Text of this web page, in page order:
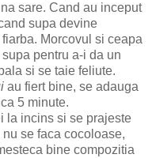
sare. Cand au inceput
supa devine
Morcovul si ceapa
pentru a-i da un
si se taie feliute.
au fiert bine, se adauga
5 minute.
incins si se prajeste
se faca cocoloase,
bine compozitia